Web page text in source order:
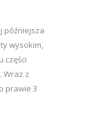
późniejsza
wysokim,
części
Wraz z
prawie 3